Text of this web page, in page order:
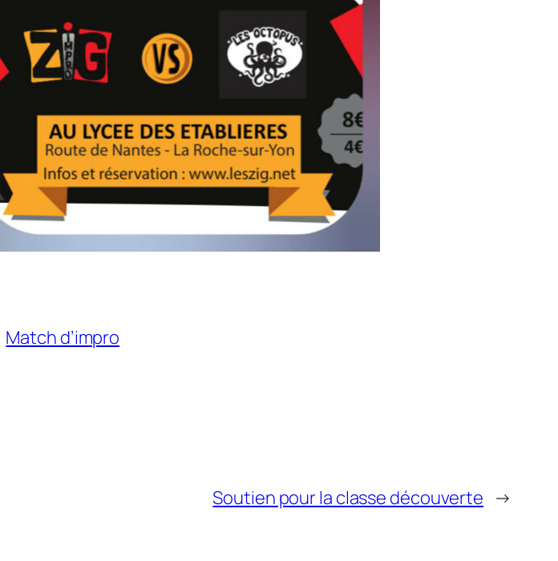
Match d’impro
Soutien pour la classe découverte →